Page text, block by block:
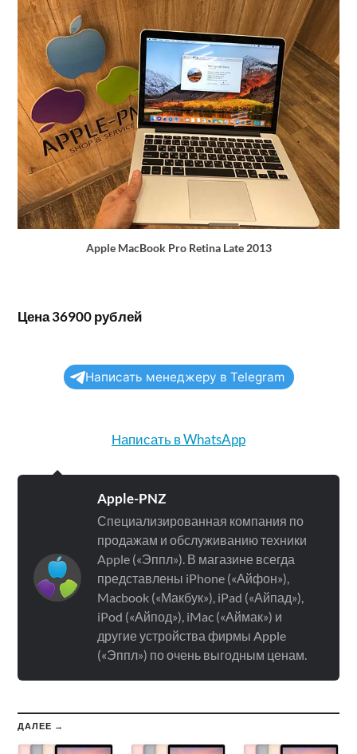
Apple MacBook Pro Retina Late 2013
Цена 36900 рублей
Написать менеджеру в Telegram
Написать в WhatsApp
Apple-PNZ
Специализированная компания по
продажам и обслуживанию техники
Apple («Эппл»). В магазине всегда
представлены iPhone («Айфон»),
Macbook («Макбук»), iPad («Айпад»),
iPod («Айпод»), iMac («Аймак») и
другие устройства фирмы Apple
(«Эппл») по очень выгодным ценам.
ДАЛЕЕ →